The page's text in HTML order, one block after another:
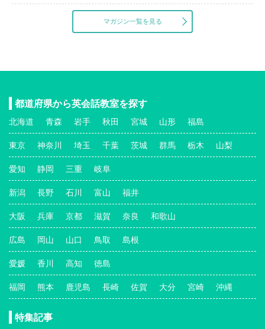
マガジン一覧を見る
都道府県から英会話教室を探す
北海道 青森 岩手 秋田 宮城 山形 福島
東京 神奈川 埼玉 千葉 茨城 群馬 栃木 山梨
愛知 静岡 三重 岐阜
新潟 長野 石川 富山 福井
大阪 兵庫 京都 滋賀 奈良 和歌山
広島 岡山 山口 鳥取 島根
愛媛 香川 高知 徳島
福岡 熊本 鹿児島 長崎 佐賀 大分 宮崎 沖縄
特集記事